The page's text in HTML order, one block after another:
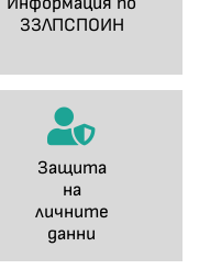
ЗЗЛПСПОИН
Защита
на
личните
данни